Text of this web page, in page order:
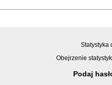
Statystyka
Obejrzenie
Podaj